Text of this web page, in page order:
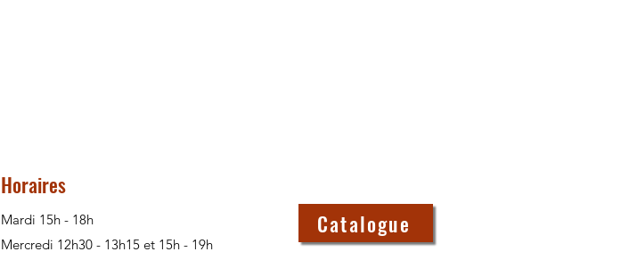
Horaires
Mardi 15h - 18h
Mercredi 12h30 - 13h15 et 15h - 19h
Catalogue